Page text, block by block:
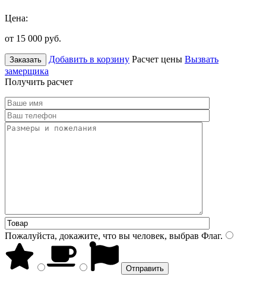
Цена:
от 15 000 руб.
Заказать Добавить в корзину Расчет цены Вызвать
замерщика
Получить расчет
Пожалуйста, докажите, что вы человек, выбрав Флаг.